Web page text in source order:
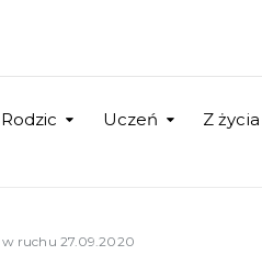
Rodzic Uczeń Z życia
ruchu 27.09.2020